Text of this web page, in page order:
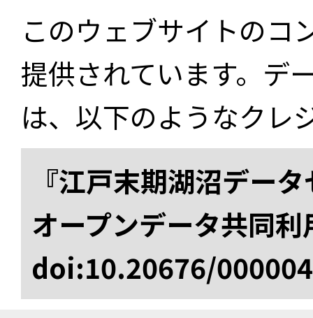
このウェブサイトのコ
提供されています。デ
は、以下のようなクレ
『江戸末期湖沼デー
オープンデータ共同
doi:10.20676/